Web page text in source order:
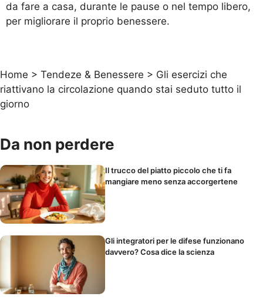
da fare a casa, durante le pause o nel tempo libero,
per migliorare il proprio benessere.
Home > Tendeze & Benessere > Gli esercizi che
riattivano la circolazione quando stai seduto tutto il
giorno
Da non perdere
Il trucco del piatto piccolo che ti fa
mangiare meno senza accorgertene
Gli integratori per le difese funzionano
davvero? Cosa dice la scienza